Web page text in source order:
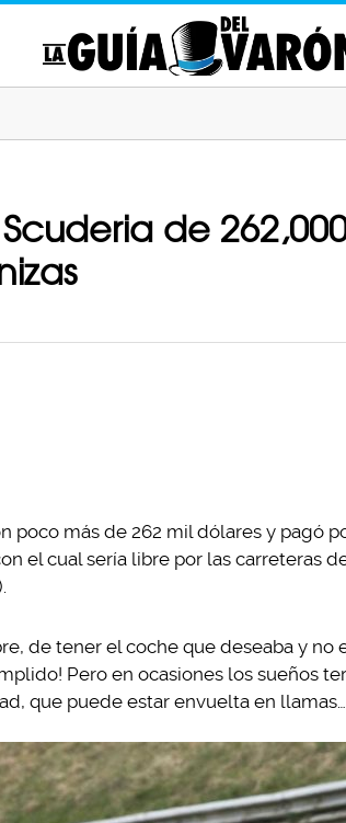
de
más de 262 mil dólares y pagó
el cual sería libre por las carreteras
de tener el coche que deseaba y no
Pero en ocasiones los sueños
que puede estar envuelta en llamas…